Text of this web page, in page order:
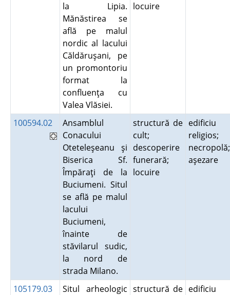
la Lipia.
Mănăstirea se
află pe malul
nordic al lacului
Căldăruşani, pe
un promontoriu
format la
confluenţa cu
Valea Vlăsiei.
locuire
100594.02
Ansamblul
Conacului
Oteteleşeanu şi
Biserica Sf.
Împăraţi de la
Buciumeni. Situl
se află pe malul
lacului
Buciumeni,
înainte de
stăvilarul sudic,
la nord de
strada Milano.
structură de
cult;
descoperire
funerară;
locuire
edificiu
religios;
necropolă;
aşezare
105179.03
Situl arheologic structură de edificiu